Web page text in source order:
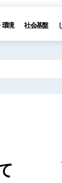
環境 社会基盤